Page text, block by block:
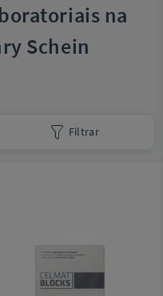
na
Schein
Filtrar